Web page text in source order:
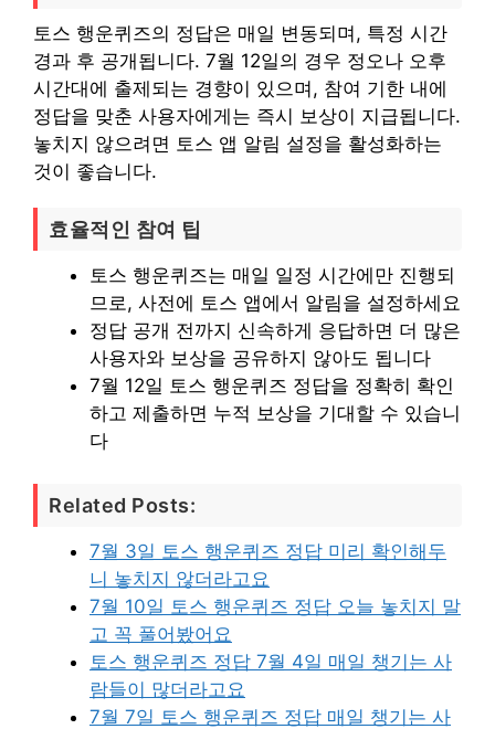
토스 행운퀴즈의 정답은 매일 변동되며, 특정 시간
경과 후 공개됩니다. 7월 12일의 경우 정오나 오후
시간대에 출제되는 경향이 있으며, 참여 기한 내에
정답을 맞춘 사용자에게는 즉시 보상이 지급됩니다.
놓치지 않으려면 토스 앱 알림 설정을 활성화하는
것이 좋습니다.
효율적인 참여 팁
토스 행운퀴즈는 매일 일정 시간에만 진행되
므로, 사전에 토스 앱에서 알림을 설정하세요
정답 공개 전까지 신속하게 응답하면 더 많은
사용자와 보상을 공유하지 않아도 됩니다
7월 12일 토스 행운퀴즈 정답을 정확히 확인
하고 제출하면 누적 보상을 기대할 수 있습니
다
Related Posts:
7월 3일 토스 행운퀴즈 정답 미리 확인해두
니 놓치지 않더라고요
7월 10일 토스 행운퀴즈 정답 오늘 놓치지 말
고 꼭 풀어봤어요
토스 행운퀴즈 정답 7월 4일 매일 챙기는 사
람들이 많더라고요
7월 7일 토스 행운퀴즈 정답 매일 챙기는 사